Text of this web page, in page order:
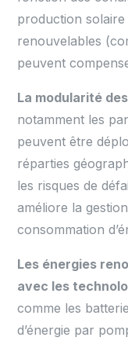
production solaire
renouvelables
peuvent
La modularité
notamment les
peuvent être
réparties
les risques de
améliore la
consommation
Les énergies
avec les
comme les
d’énergie par